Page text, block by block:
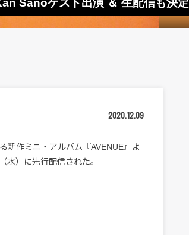
Sanoゲスト出演 ＆ 生配信も決定
2020.12.09
新作ミニ・アルバム『AVENUE』よ
水）に先行配信された。